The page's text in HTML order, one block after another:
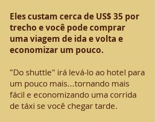
Eles custam cerca de US$ 35 por
trecho e você pode comprar
uma viagem de ida e volta e
economizar um pouco.
"Do shuttle" irá levá-lo ao hotel para
um pouco mais...tornando mais
fácil e economizando uma corrida
de táxi se você chegar tarde.